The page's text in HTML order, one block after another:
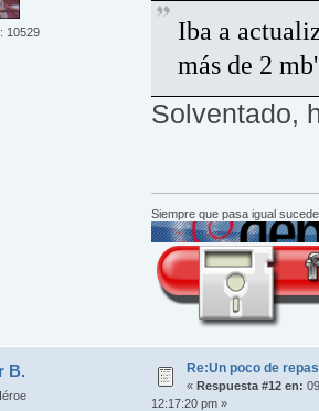
10529
Iba a
más de 2
Solventado,
Siempre que pasa igual
B. Re:Un poco de
« Respuesta #12 en:
12:17:20 pm »